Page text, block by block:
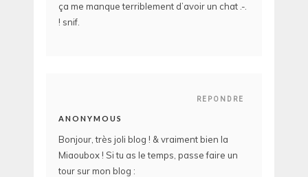
ça me manque terriblement d’avoir un chat .-.
! snif.
REPONDRE
ANONYMOUS
Bonjour, très joli blog ! & vraiment bien la
Miaoubox ! Si tu as le temps, passe faire un
tour sur mon blog :